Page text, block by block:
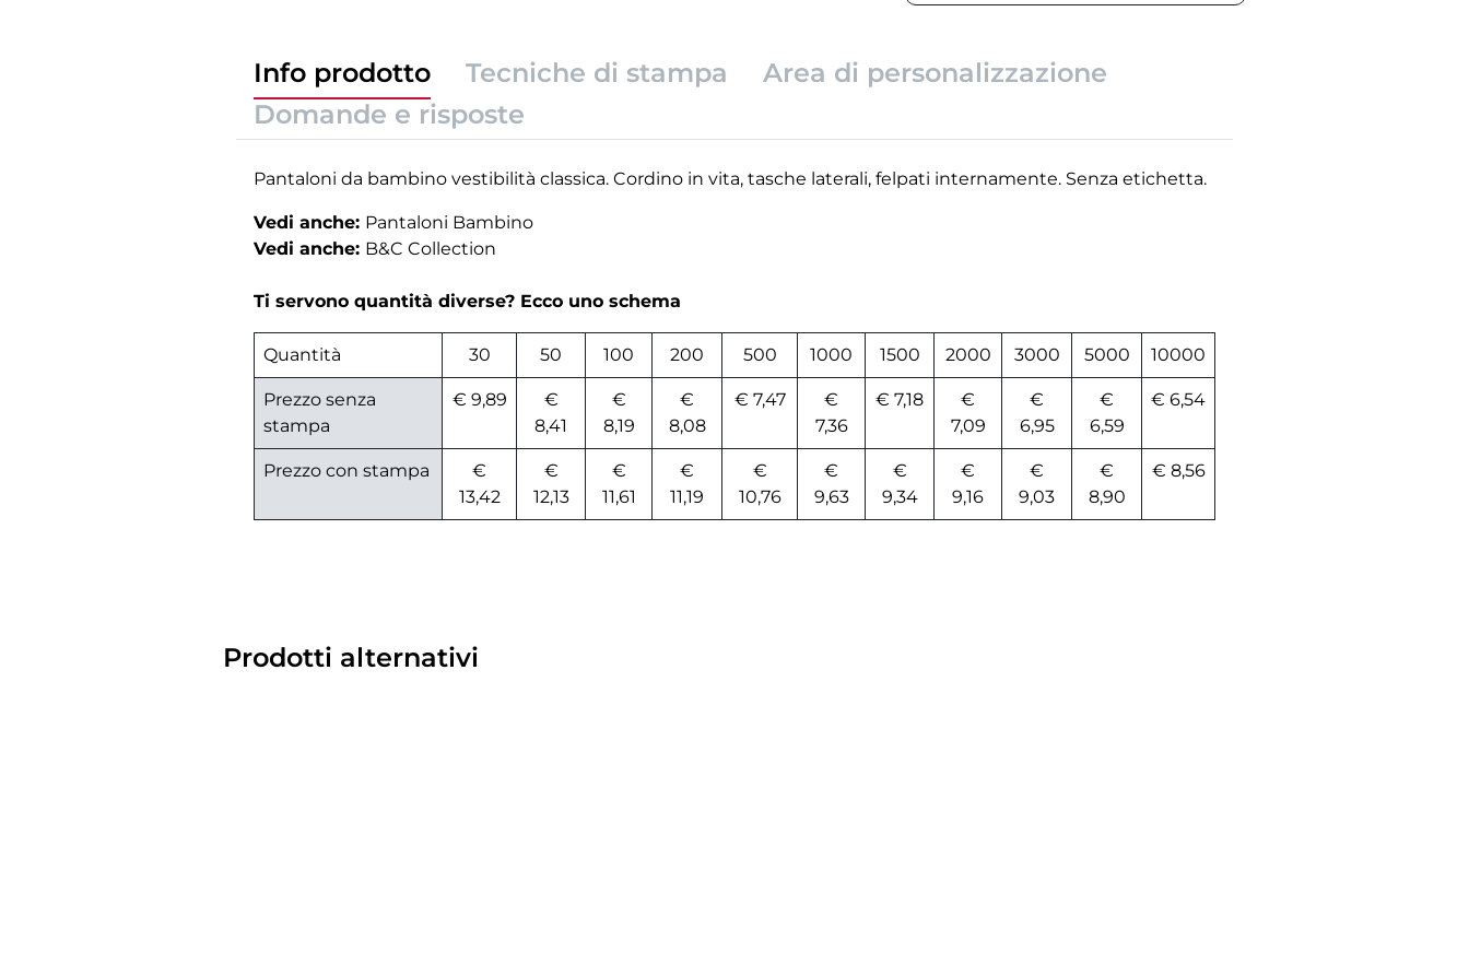
Info prodotto Tecniche di stampa
Area di personalizzazione
Domande e risposte
Pantaloni da bambino vestibilità classica. Cordino in vita, tasche laterali, felpati internamente. Senza etichetta.
Vedi anche: Pantaloni Bambino
Vedi anche: B&C Collection
Ti servono quantità diverse? Ecco uno schema
Quantità 30 50 100 200 500 1000 1500 2000 3000 5000 10000
Prezzo senza
stampa
€ 9,89
€
8,41
€
8,19
€
8,08
€ 7,47
€
7,36
€ 7,18
€
7,09
€
6,95
€
6,59
€ 6,54
Prezzo con stampa
€
13,42
€
12,13
€
11,61
€
11,19
€
10,76
€
9,63
€
9,34
€
9,16
€
9,03
€
8,90
€ 8,56
Prodotti alternativi